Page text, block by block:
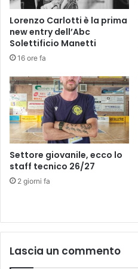
s
t
o
2
0
2
3
r
e
t
i
n
o
,
g
a
r
a
c
t
Lorenzo Carlotti è la prima
new entry dell’Abc
Solettificio Manetti
16 ore fa
Settore giovanile, ecco lo
staff tecnico 26/27
2 giorni fa
Lascia un commento